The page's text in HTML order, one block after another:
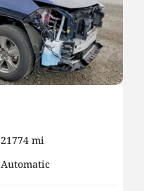
21774 mi
Automatic